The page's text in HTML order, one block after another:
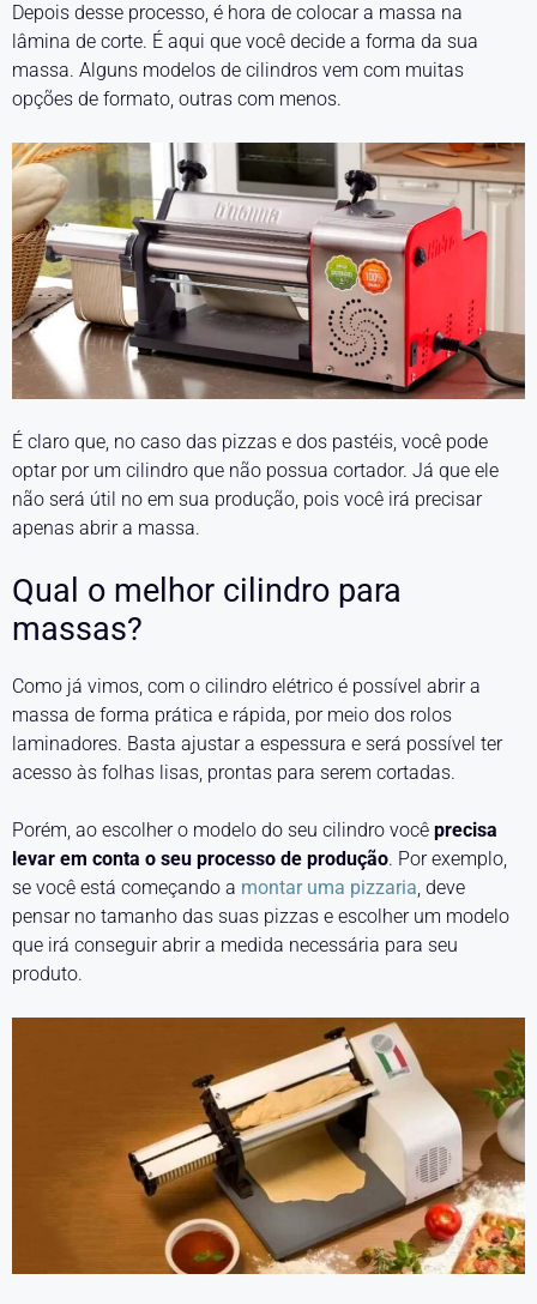
Depois desse processo, é hora de colocar a massa na
lâmina de corte. É aqui que você decide a forma da sua
massa. Alguns modelos de cilindros vem com muitas
opções de formato, outras com menos.
É claro que, no caso das pizzas e dos pastéis, você pode
optar por um cilindro que não possua cortador. Já que ele
não será útil no em sua produção, pois você irá precisar
apenas abrir a massa.
Qual o melhor cilindro para
massas?
Como já vimos, com o cilindro elétrico é possível abrir a
massa de forma prática e rápida, por meio dos rolos
laminadores. Basta ajustar a espessura e será possível ter
acesso às folhas lisas, prontas para serem cortadas.
Porém, ao escolher o modelo do seu cilindro você precisa
levar em conta o seu processo de produção. Por exemplo,
se você está começando a montar uma pizzaria, deve
pensar no tamanho das suas pizzas e escolher um modelo
que irá conseguir abrir a medida necessária para seu
produto.